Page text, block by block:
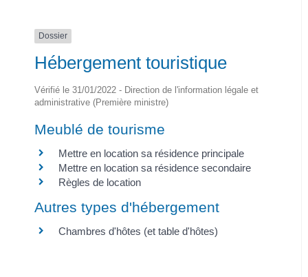
Dossier
Hébergement touristique
Vérifié le 31/01/2022 - Direction de l'information légale et
administrative (Première ministre)
Meublé de tourisme
Mettre en location sa résidence principale
Mettre en location sa résidence secondaire
Règles de location
Autres types d'hébergement
Chambres d'hôtes (et table d'hôtes)